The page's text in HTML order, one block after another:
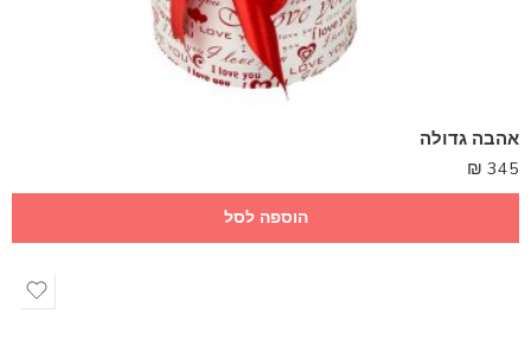
אהבה גדולה
345
₪
הוספה לסל